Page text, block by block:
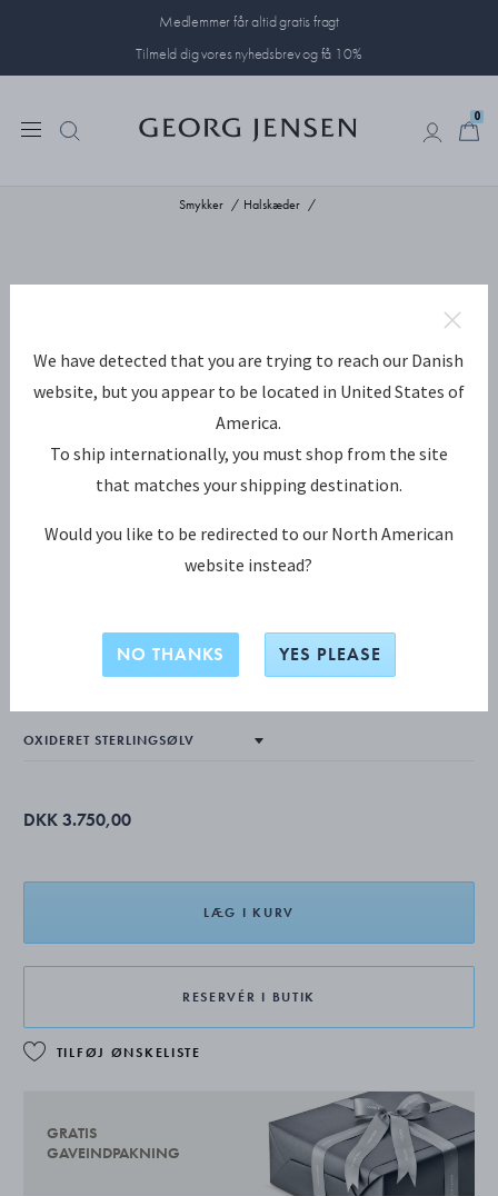
Medlemmer får altid gratis fragt
Tilmeld dig vores nyhedsbrev og få 10%
0
Smykker Halskæder
MOONLIGHT GRAPES halskæde med
vedhæng
DKK 3.750,00
LÆG I KURV
RESERVÉR I BUTIK
TILFØJ ØNSKELISTE
GRATIS
GAVEINDPAKNING
We have detected that you are trying to reach our Danish
website, but you appear to be located in United States of
America.
To ship internationally, you must shop from the site
that matches your shipping destination.
Would you like to be redirected to our North American
website instead?
NO THANKS YES PLEASE